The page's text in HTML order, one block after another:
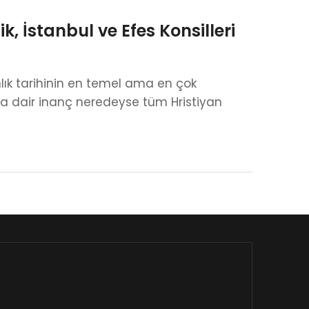
İstanbul ve Efes Konsilleri
tarihinin en temel ama en çok
dair inanç neredeyse tüm Hristiyan